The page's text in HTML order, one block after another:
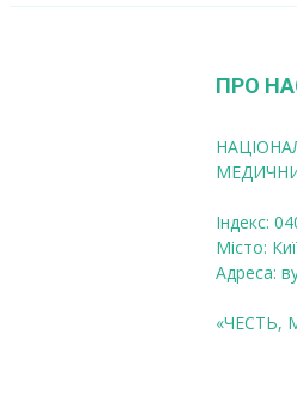
ПРО
Індекс:
Місто:
Адреса:
«ЧЕСТЬ,